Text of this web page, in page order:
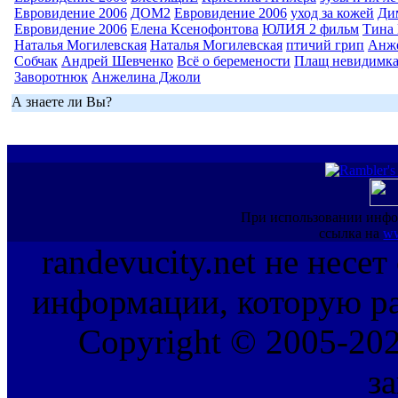
Евровидение 2006 ДОМ2 Евровидение 2006 уход за кожей
Евровидение 2006 Елена Ксенофонтова ЮЛИЯ 2 фильм Тина
Наталья Могилевская Наталья Могилевская птичий грип
Собчак Андрей Шевченко Всё о беремености Плащ невидимка
Заворотнюк Анжелина Джоли
А знаете ли Вы?
При использовании
ссылка на
randevucity.net не несет
информации, которую
Copyright © 2005-